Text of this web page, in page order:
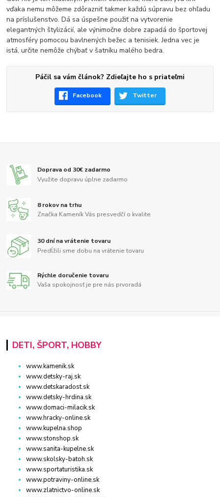
vďaka nemu môžeme zdôrazniť takmer každú súpravu bez ohľadu
na príslušenstvo. Dá sa úspešne použiť na vytvorenie
elegantných štylizácií, ale výnimočne dobre zapadá do športovej
atmosféry pomocou bavlnených bežec a tenisiek. Jedna vec je
istá, určite nemôže chýbať v šatníku malého bedra.
Páčil sa vám článok? Zdieľajte ho s priateľmi
Facebook Twitter
Doprava od 30€ zadarmo
Využite dopravu úplne zadarmo
8 rokov na trhu
Značka Kameník Vás presvedčí o kvalite
30 dní na vrátenie tovaru
Predĺžili sme dobu na vrátenie tovaru
Rýchle doručenie tovaru
Vaša spokojnosť je pre nás prvoradá
DETI, ŠPORT, HOBBY
www.kamenik.sk
www.detsky-raj.sk
www.detskaradost.sk
www.detsky-hrdina.sk
www.domaci-milacik.sk
www.hracky-online.sk
www.kupelna.shop
www.stonshop.sk
www.sanita-kupelne.sk
www.skolsky-batoh.sk
www.sportaturistika.sk
www.potraviny-online.sk
www.zlatnictvo-online.sk